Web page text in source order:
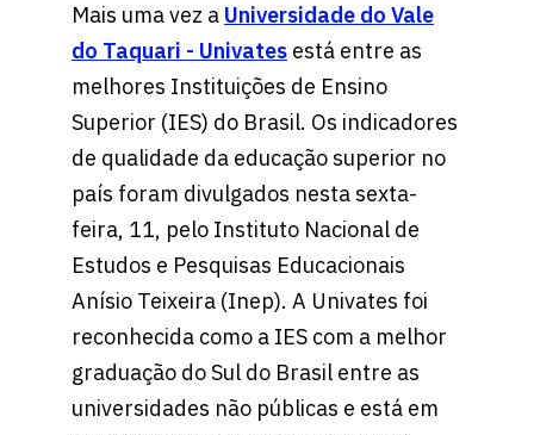
Mais uma vez a Universidade do Vale
do Taquari - Univates está entre as
melhores Instituições de Ensino
Superior (IES) do Brasil. Os indicadores
de qualidade da educação superior no
país foram divulgados nesta sexta-
feira, 11, pelo Instituto Nacional de
Estudos e Pesquisas Educacionais
Anísio Teixeira (Inep). A Univates foi
reconhecida como a IES com a melhor
graduação do Sul do Brasil entre as
universidades não públicas e está em